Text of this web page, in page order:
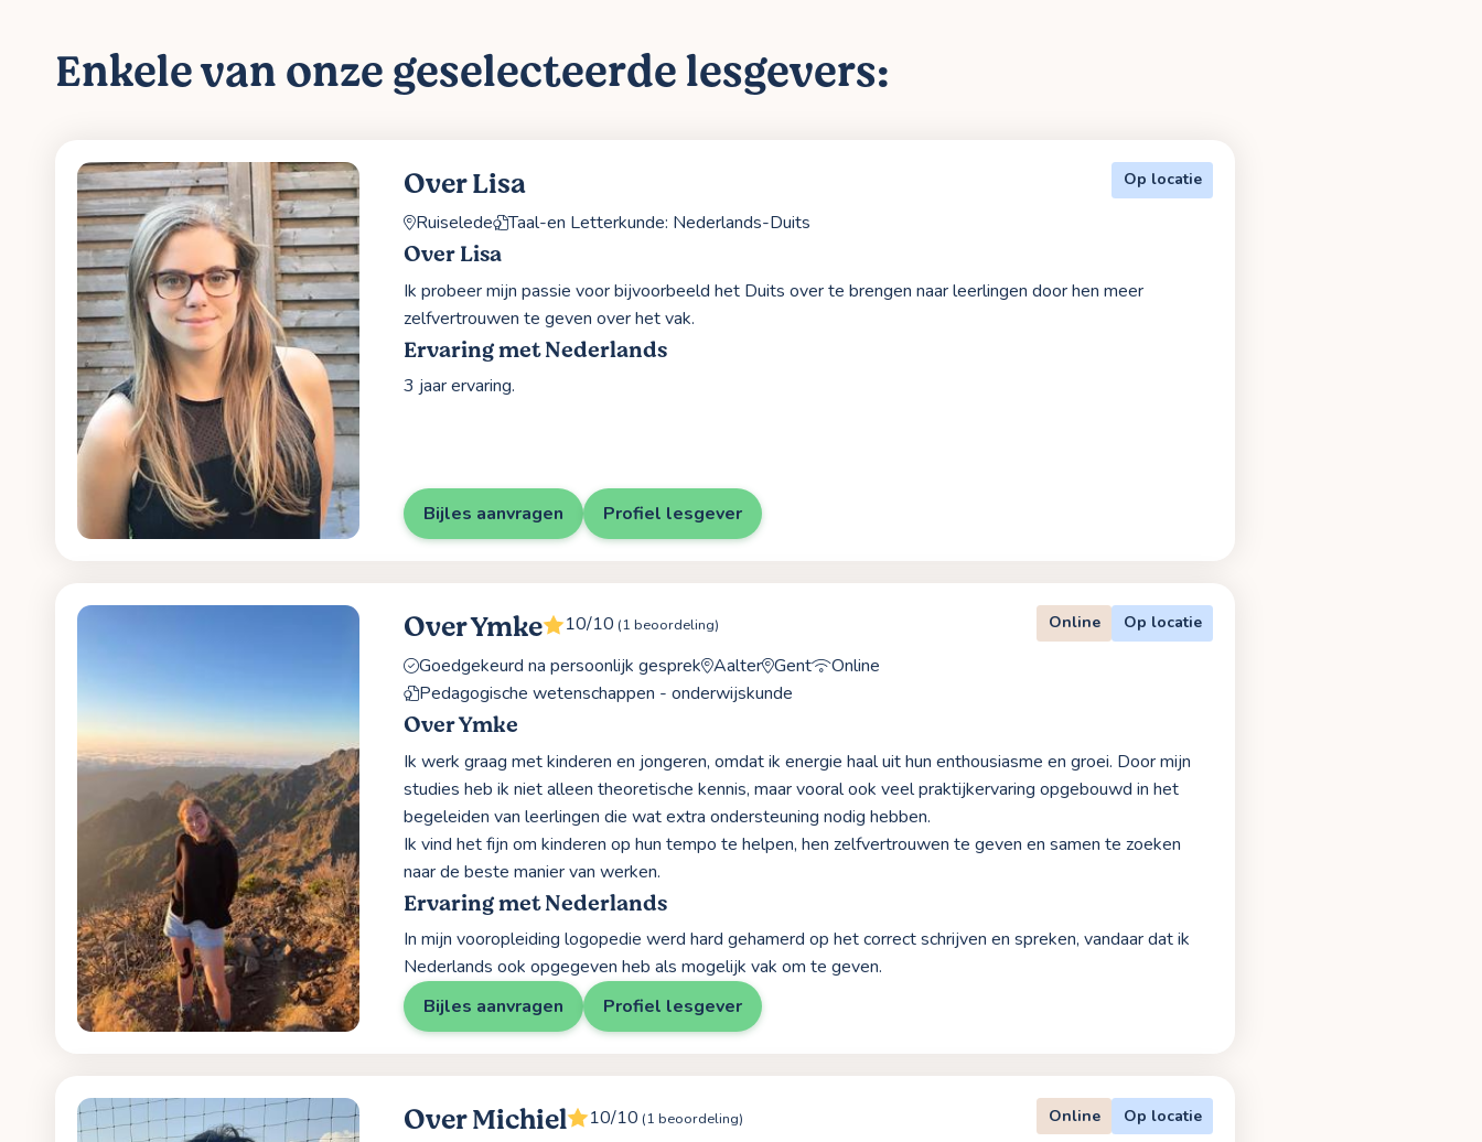
Enkele van onze geselecteerde lesgevers:
Over Lisa Op locatie
Ruiselede Taal-en Letterkunde: Nederlands-Duits
Over Lisa
Ik probeer mijn passie voor bijvoorbeeld het Duits over te brengen naar leerlingen door hen meer
zelfvertrouwen te geven over het vak.
Ervaring met Nederlands
3 jaar ervaring.
Bijles aanvragen Profiel lesgever
Over Ymke 10/10 (1 beoordeling) Online Op locatie
Goedgekeurd na persoonlijk gesprek Aalter Gent
Online
Pedagogische wetenschappen - onderwijskunde
Over Ymke
Ik werk graag met kinderen en jongeren, omdat ik energie haal uit hun enthousiasme en groei. Door mijn
studies heb ik niet alleen theoretische kennis, maar vooral ook veel praktijkervaring opgebouwd in het
begeleiden van leerlingen die wat extra ondersteuning nodig hebben.
Ik vind het fijn om kinderen op hun tempo te helpen, hen zelfvertrouwen te geven en samen te zoeken
naar de beste manier van werken.
Ervaring met Nederlands
In mijn vooropleiding logopedie werd hard gehamerd op het correct schrijven en spreken, vandaar dat ik
Nederlands ook opgegeven heb als mogelijk vak om te geven.
Bijles aanvragen
Profiel lesgever
Over Michiel 10/10 (1 beoordeling) Online Op locatie